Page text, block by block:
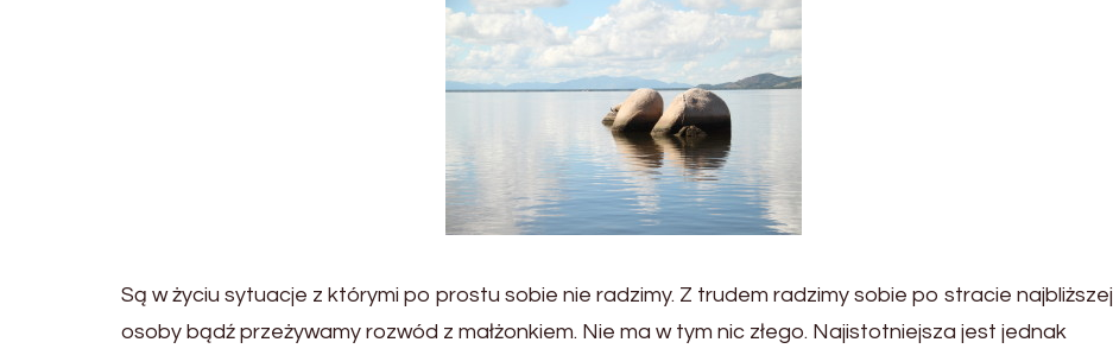
Są w życiu sytuacje z którymi po prostu sobie nie radzimy. Z trudem radzimy sobie po stracie najbliższej
osoby bądź przeżywamy rozwód z małżonkiem. Nie ma w tym nic złego. Najistotniejsza jest jednak